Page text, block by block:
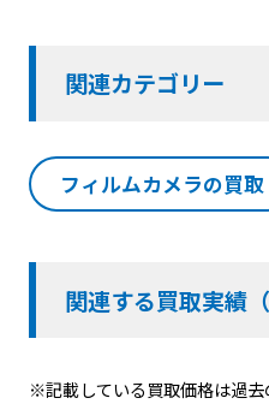
関連カテゴリー
フィルムカメラの買取
関連する買取実績
※記載している買取価格は過